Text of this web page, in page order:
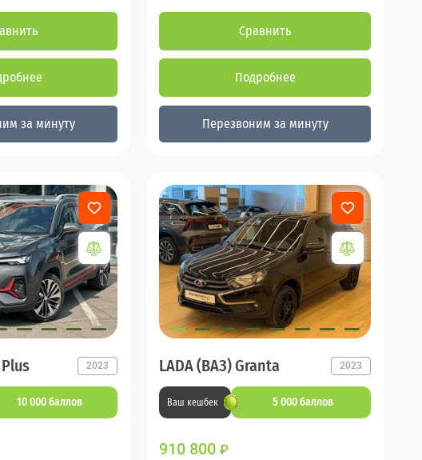
за минуту
Сравнить
Подробнее
Перезвоним за минуту
2023
10 000 баллов
LADA (ВАЗ) Granta 2023
Ваш кешбек 5 000 баллов
910 800 ₽